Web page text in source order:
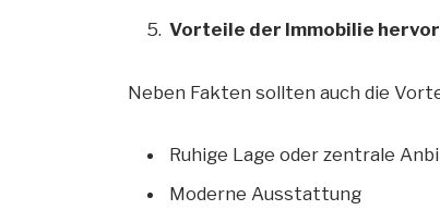
Vorteile der Immobilie
Neben Fakten sollten auch die
Ruhige Lage oder zentrale
Moderne Ausstattung